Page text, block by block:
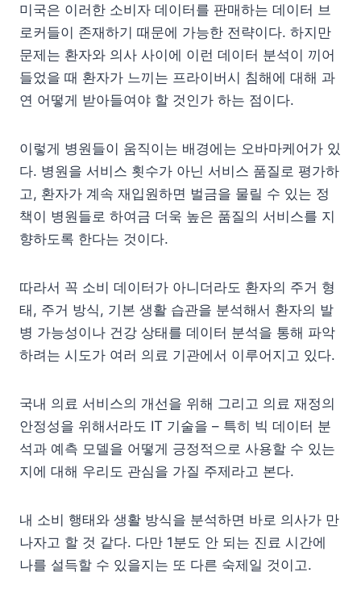
미국은 이러한 소비자 데이터를 판매하는 데이터 브
로커들이 존재하기 때문에 가능한 전략이다. 하지만
문제는 환자와 의사 사이에 이런 데이터 분석이 끼어
들었을 때 환자가 느끼는 프라이버시 침해에 대해 과
연 어떻게 받아들여야 할 것인가 하는 점이다.
이렇게 병원들이 움직이는 배경에는 오바마케어가 있
다. 병원을 서비스 횟수가 아닌 서비스 품질로 평가하
고, 환자가 계속 재입원하면 벌금을 물릴 수 있는 정
책이 병원들로 하여금 더욱 높은 품질의 서비스를 지
향하도록 한다는 것이다.
따라서 꼭 소비 데이터가 아니더라도 환자의 주거 형
태, 주거 방식, 기본 생활 습관을 분석해서 환자의 발
병 가능성이나 건강 상태를 데이터 분석을 통해 파악
하려는 시도가 여러 의료 기관에서 이루어지고 있다.
국내 의료 서비스의 개선을 위해 그리고 의료 재정의
안정성을 위해서라도 IT 기술을 – 특히 빅 데이터 분
석과 예측 모델을 어떻게 긍정적으로 사용할 수 있는
지에 대해 우리도 관심을 가질 주제라고 본다.
내 소비 행태와 생활 방식을 분석하면 바로 의사가 만
나자고 할 것 같다. 다만 1분도 안 되는 진료 시간에
나를 설득할 수 있을지는 또 다른 숙제일 것이고.